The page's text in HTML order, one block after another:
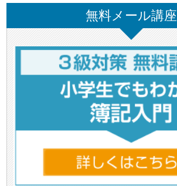
無料メール講座